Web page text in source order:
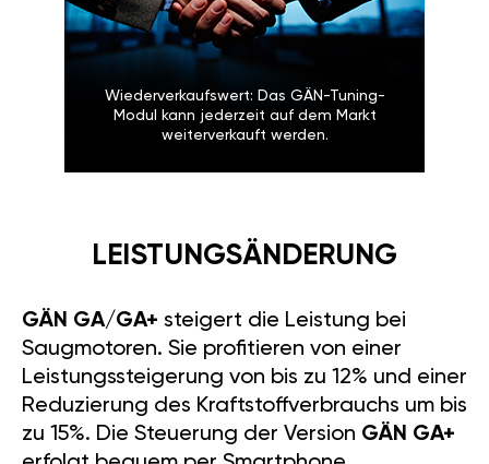
Wiederverkaufswert: Das GÄN-Tuning-
Modul kann jederzeit auf dem Markt
weiterverkauft werden.
LEISTUNGSÄNDERUNG
GÄN GA/GA+ steigert die Leistung bei
Saugmotoren. Sie profitieren von einer
Leistungssteigerung von bis zu 12% und einer
Reduzierung des Kraftstoffverbrauchs um bis
zu 15%. Die Steuerung der Version GÄN GA+